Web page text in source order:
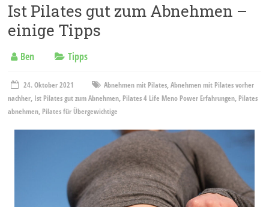
Ist Pilates gut zum Abnehmen –
einige Tipps
Ben Tipps
24. Oktober 2021 Abnehmen mit Pilates,Abnehmen mit Pilates vorher
nachher, Ist Pilates gut zum Abnehmen, Pilates 4 Life Meno Power Erfahrungen, Pilates
abnehmen, Pilates für Übergewichtige